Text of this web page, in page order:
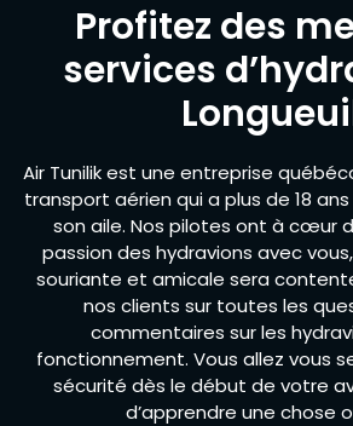
Profitez des
services
Air Tunilik est une entreprise
transport aérien qui a plus de 18
son aile. Nos pilotes ont à cœur
passion des hydravions avec
souriante et amicale sera
nos clients sur toutes les
commentaires sur les
fonctionnement. Vous allez vous
sécurité dès le début de votre
d’apprendre une chose